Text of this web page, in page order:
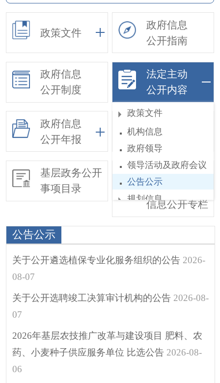
政策文件
政府信息
公开指南
政府信息
公开制度
法定主动
公开内容
政策文件
机构信息
政府领导
领导活动及政府会议
公告公示
规划信息
工作部署
行政执法公示
行政许可
行政事业性收费
政府采购
政府信息
公开年报
依申请公开
基层政务公开
事项目录
惠民惠农财政
补贴
信息公开专栏
公告公示
关于公开遴选植保专业化服务组织的公告 2026-
08-07
关于公开选聘竣工决算审计机构的公告 2026-08-
07
2026年基层农技推广改革与建设项目 肥料、农
药、小麦种子供应服务单位 比选公告 2026-08-
06